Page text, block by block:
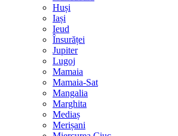
Huși
Iași
Ieud
Însurăței
Jupiter
Lugoj
Mamaia
Mamaia-Sat
Mangalia
Marghita
Mediaș
Merișani